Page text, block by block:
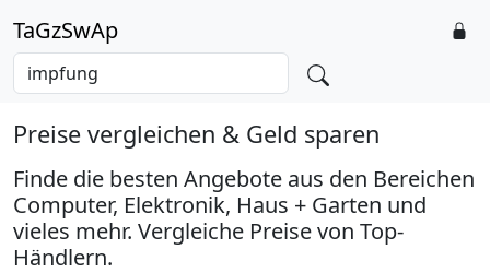
TaGzSwAp
Preise vergleichen & Geld sparen
Finde die besten Angebote aus den Bereichen
Computer, Elektronik, Haus + Garten und
vieles mehr. Vergleiche Preise von Top-
Händlern.